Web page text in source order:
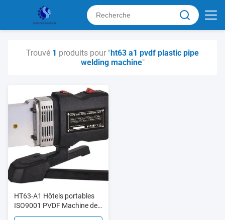
Trouvé 1 produits pour "ht63 a1 pvdf plastic pipe
welding machine"
HT63-A1 Hôtels portables
ISO9001 PVDF Machine de
soudage de tuyaux en